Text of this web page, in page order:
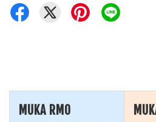
MUKA RM0